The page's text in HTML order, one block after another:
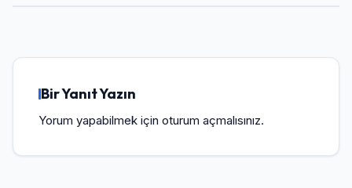
Bir Yanıt Yazın
Yorum yapabilmek için oturum açmalısınız.